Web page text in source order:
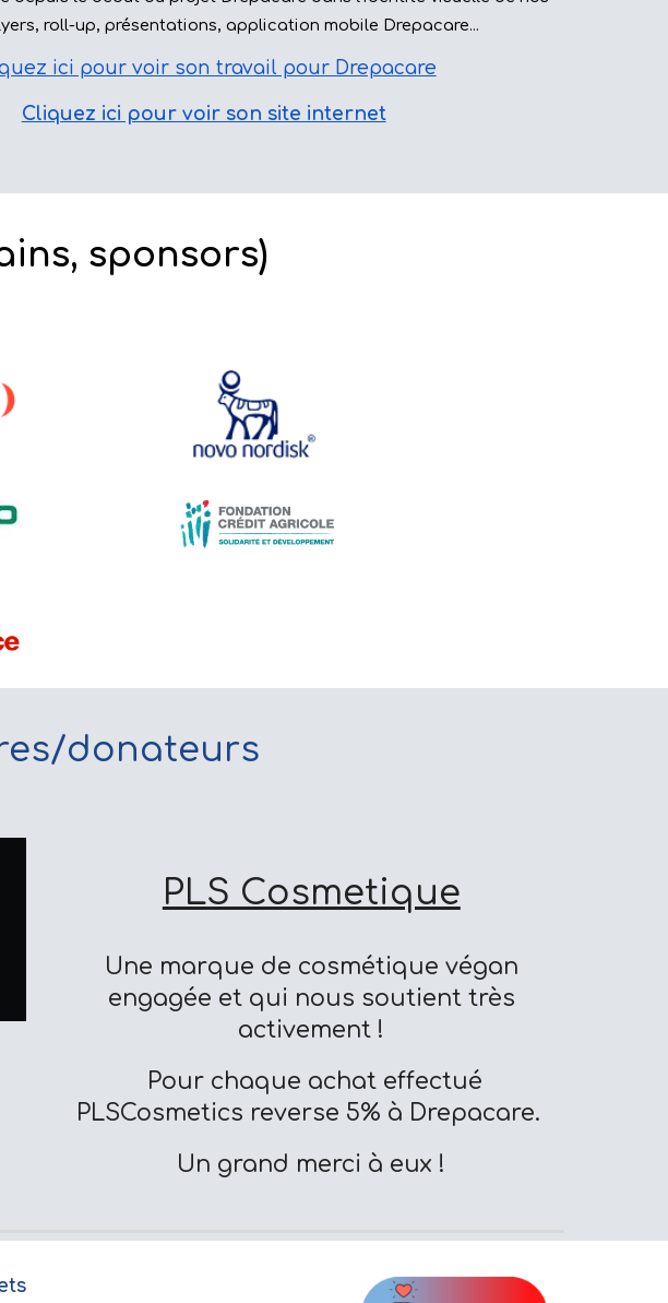
roll-up, présentations, application mobile Drepacare...
ici pour voir son travail pour Drepacare
Cliquez ici pour voir son site internet
sponsors)
donateurs
PLS Cosmetique
Une marque de cosmétique végan
engagée et qui nous soutient très
activement !
Pour chaque achat effectué
PLSCosmetics reverse 5% à Drepacare.
Un grand merci à eux !